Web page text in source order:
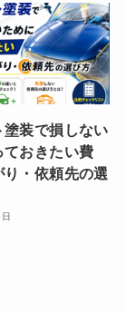
塗装で損しない
ておきたい費
り・依頼先の選